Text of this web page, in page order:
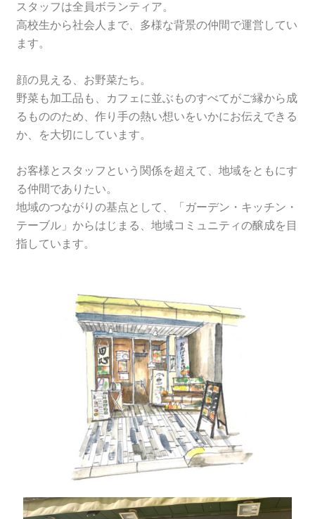
スタッフは全員ボランティア。
高校生から社会人まで、多様な背景の仲間で運営してい
ます。
顔の見える、お野菜たち。
野菜も加工品も、カフェに並ぶものすべてがご縁から成
るもののため、作り手の熱い想いをいかにお伝えできる
か、を大切にしています。
お客様とスタッフという関係を超えて、地域をともにす
る仲間でありたい。
地域のつながりの基点として、「ガーデン・キッチン・
テーブル」からはじまる、地域コミュニティの醸成を目
指しています。